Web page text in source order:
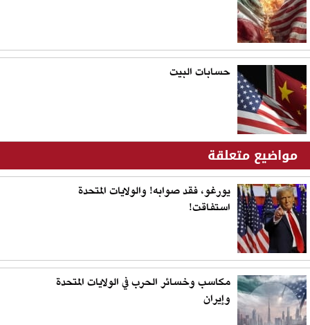
حسابات البيت
مواضيع متعلقة
يورغو، فقد صوابه! والولايات المتحدة
استفاقت!
مكاسب وخسائر الحرب في الولايات المتحدة
وإيران